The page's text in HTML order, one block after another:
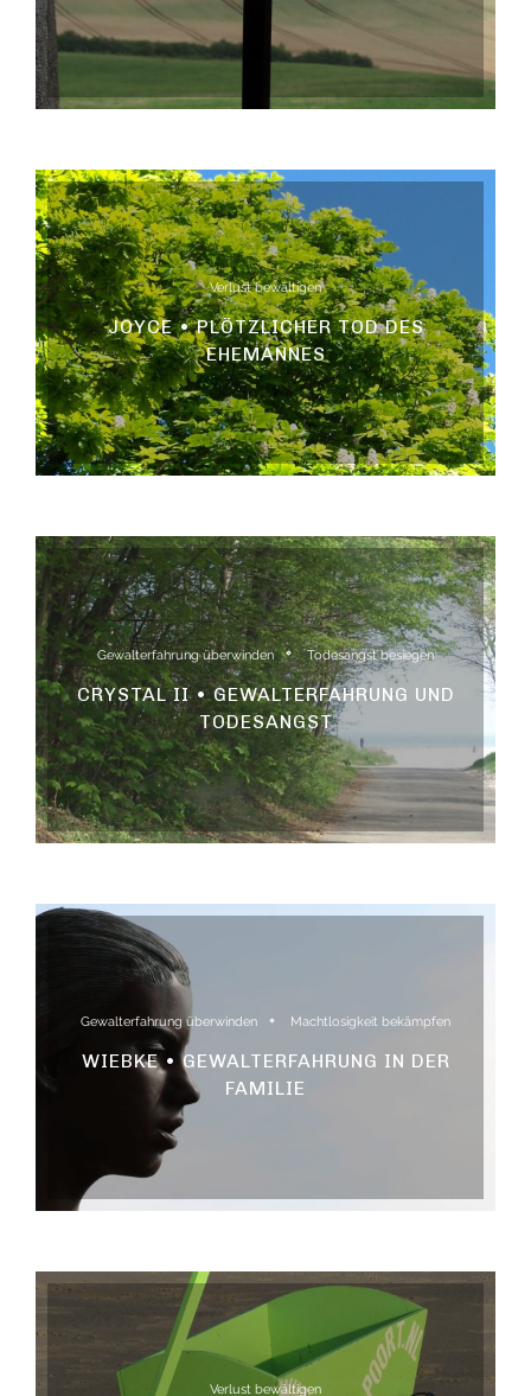
Verlust bewältigen
JOYCE • PLÖTZLICHER TOD DES
EHEMANNES
Gewalterfahrung überwinden Todesangst besiegen
CRYSTAL II • GEWALTERFAHRUNG UND
TODESANGST
Gewalterfahrung überwinden Machtlosigkeit bekämpfen
WIEBKE • GEWALTERFAHRUNG IN DER
FAMILIE
Verlust bewältigen